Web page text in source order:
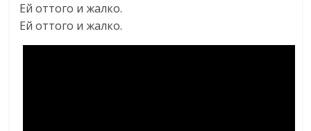
Ей оттого и жалко.
Ей оттого и жалко.